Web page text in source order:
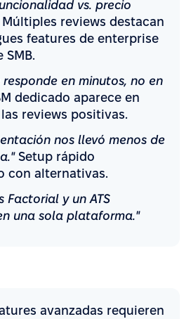
vs. precio
reviews destacan
features de enterprise
SMB.
en minutos, no en
dedicado aparece en
reviews positivas.
nos llevó menos de
Setup rápido
con alternativas.
Factorial y un ATS
una sola plataforma."
avanzadas requieren